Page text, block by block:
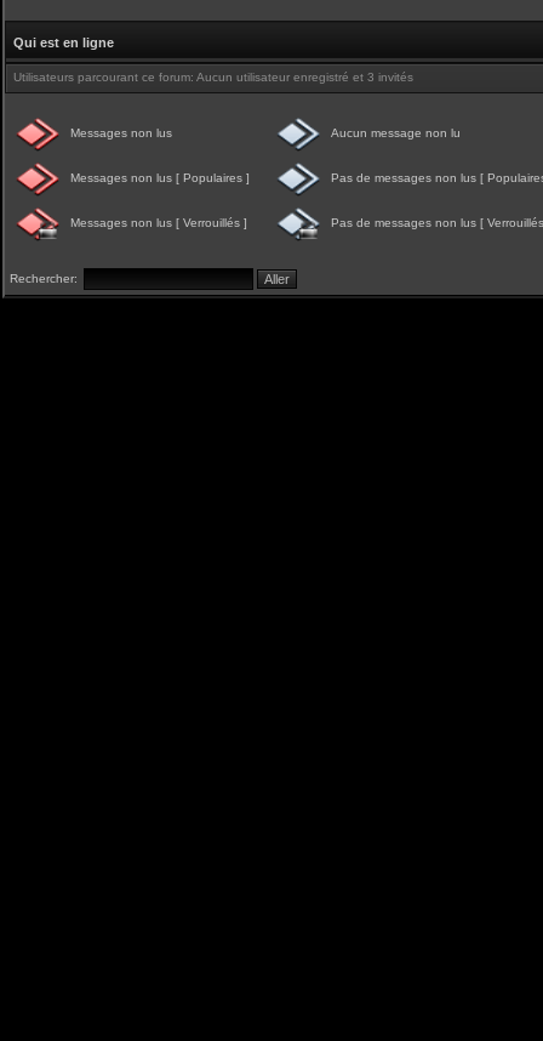
Qui est en ligne
Utilisateurs parcourant ce forum: Aucun utilisateur enregistré et 3 invités
Messages non lus Aucun message non lu
Messages non lus [ Populaires ] Pas de messages non lus [
Messages non lus [ Verrouillés ] Pas de messages non lus [
Rechercher: